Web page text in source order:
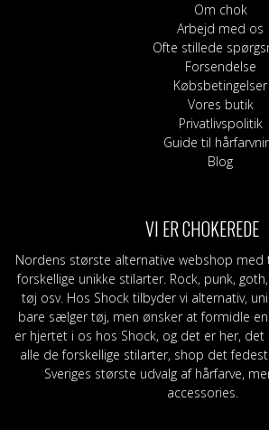
varesiden
Om chok
Arbejd med os
Ofte stillede
Forsendelse
Købsbetingelser
Vores butik
Privatlivspolitik
Guide til
Blog
VI ER CHOKEREDE
Nordens største alternative webshop med
forskellige unikke stilarter. Rock, punk,
tøj osv. Hos Shock tilbyder vi alternativ,
bare sælger tøj, men ønsker at formidle en
er hjertet i os hos Shock, og det er her, det
alle de forskellige stilarter, shop det
Sveriges største udvalg af hårfarve,
accessories.